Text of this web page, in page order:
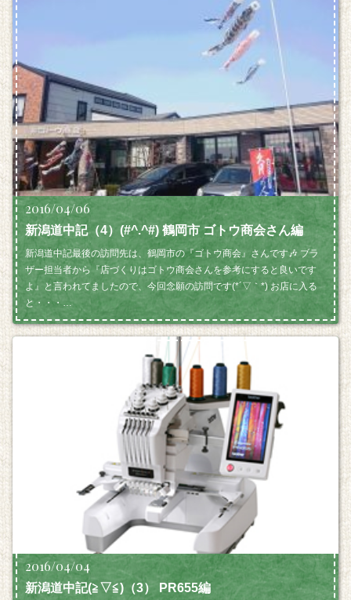
2016/04/06
新潟道中記（4）(#^.^#) 鶴岡市 ゴトウ商会さん編
新潟道中記最後の訪問先は、鶴岡市の『ゴトウ商会』さんです🎶 ブラ
ザー担当者から『店づくりはゴトウ商会さんを参考にすると良いです
よ』と言われてましたので、今回念願の訪問です(*´▽｀*) お店に入る
と・・・…
2016/04/04
新潟道中記(≧▽≦)（3） PR655編